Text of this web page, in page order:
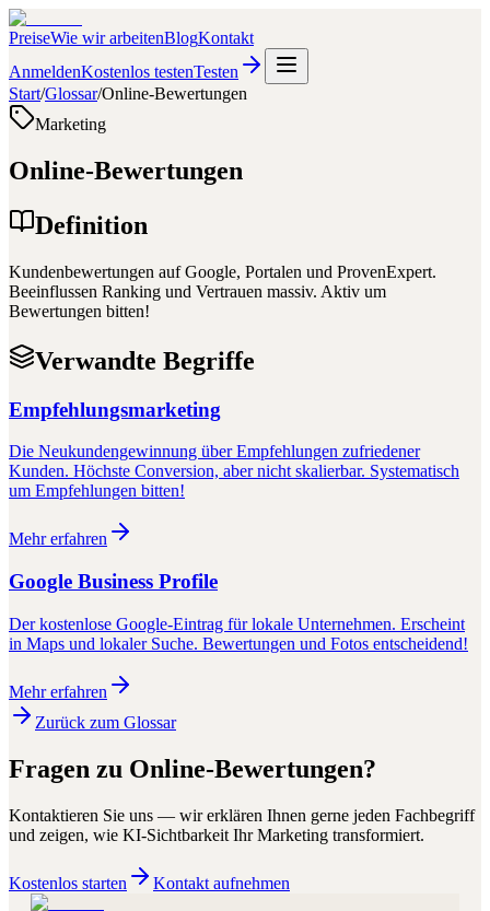
PreiseWie wir arbeitenBlogKontakt
AnmeldenKostenlos testenTesten
Start/Glossar/Online-Bewertungen
Marketing
Online-Bewertungen
Definition
Kundenbewertungen auf Google, Portalen und ProvenExpert.
Beeinflussen Ranking und Vertrauen massiv. Aktiv um
Bewertungen bitten!
Verwandte Begriffe
Empfehlungsmarketing
Die Neukundengewinnung über Empfehlungen zufriedener
Kunden. Höchste Conversion, aber nicht skalierbar. Systematisch
um Empfehlungen bitten!
Mehr erfahren
Google Business Profile
Der kostenlose Google-Eintrag für lokale Unternehmen. Erscheint
in Maps und lokaler Suche. Bewertungen und Fotos entscheidend!
Mehr erfahren
Zurück zum Glossar
Fragen zu Online-Bewertungen?
Kontaktieren Sie uns — wir erklären Ihnen gerne jeden Fachbegriff
und zeigen, wie KI-Sichtbarkeit Ihr Marketing transformiert.
Kostenlos starten Kontakt aufnehmen